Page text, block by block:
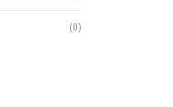
(0)